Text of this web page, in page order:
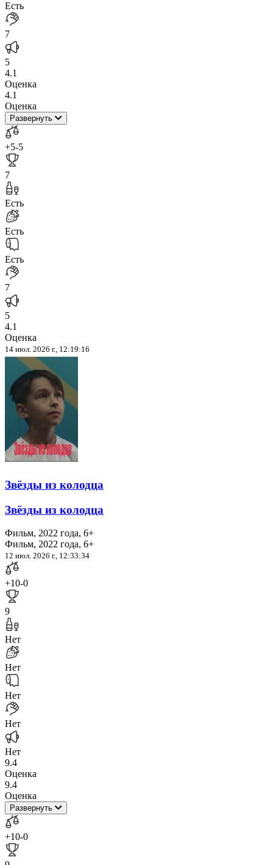
Есть
7
5
4.1
Оценка
4.1
Оценка
Развернуть
+5-5
7
Есть
Есть
Есть
7
5
4.1
Оценка
14 июл. 2026 г., 12:19:16
Звёзды из колодца
Звёзды из колодца
Фильм, 2022 года, 6+
Фильм, 2022 года, 6+
12 июл. 2026 г., 12:33:34
+10-0
9
Нет
Нет
Нет
Нет
Нет
9.4
Оценка
9.4
Оценка
Развернуть
+10-0